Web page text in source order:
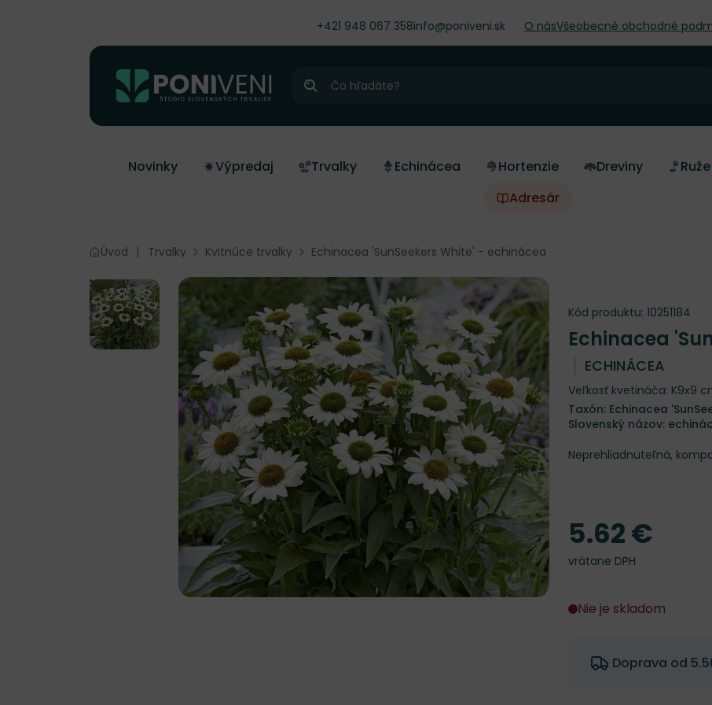
+421 948 067 358info@poniveni.sk O násVšeobecné obchodné
Hľadať
Novinky Výpredaj Trvalky Echinácea Hortenzie Dreviny Ruže
Adresár
Úvod Trvalky Kvitnúce trvalky Echinacea 'SunSeekers White' - echinácea
Kód produktu: 10251184
Echinacea
ECHINÁCEA
Veľkosť kvetináča: K9x9
Taxón: Echinacea
Slovenský názov:
Neprehliadnuteľná,
Cena
5.62 €
vrátane DPH
Nie je skladom
Doprava od